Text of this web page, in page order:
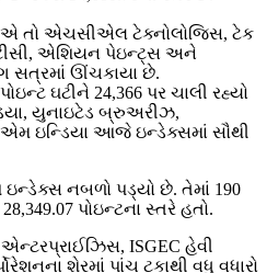
તો એચસીએલ ટેક્નોલોજિસ, ટેક
એશિયન પેઇન્ટ્સ અને
સત્રમાં ઊંચકાયા છે.
ઘટીને 24,366 પર ચાલી રહ્યો
યુનાઇટેડ બ્રુઅરીઝ,
ઇન્ડિયા આજે ઇન્ડેક્સમાં સૌથી
નબળો પડ્યો છે. તેમાં 190
પોઇન્ટના સ્તરે હતો.
ISGEC હેવી
શેરમાં પાંચ ટકાથી વધુ વધારો